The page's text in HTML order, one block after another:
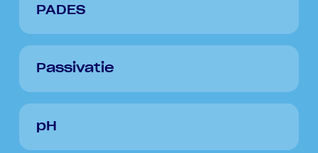
PADES
Passivatie
pH